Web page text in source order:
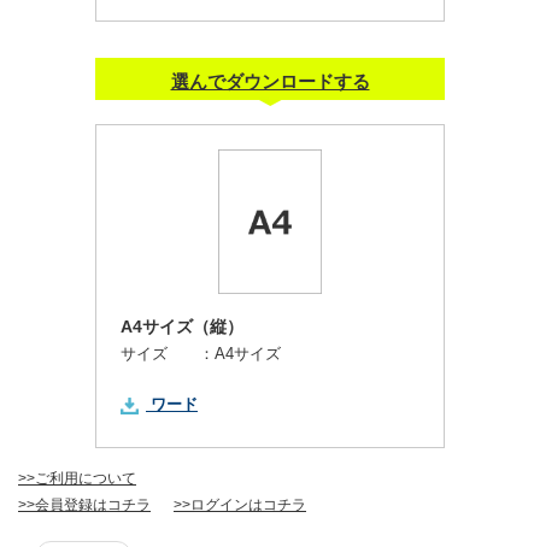
選んでダウンロードする
A4サイズ（縦）
サイズ ： A4サイズ
ワード
>>ご利用について
>>会員登録はコチラ
>>ログインはコチラ